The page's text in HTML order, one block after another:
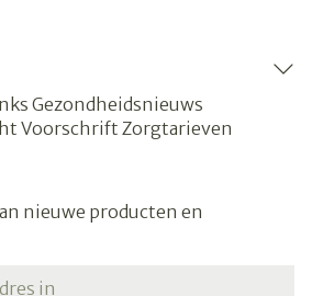
Gezondheidsnieuws
Voorschrift Zorgtarieven
nieuwe producten en